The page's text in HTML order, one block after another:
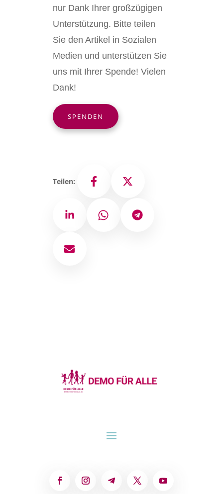
nur Dank Ihrer großzügigen
Unterstützung. Bitte teilen
Sie den Artikel in Sozialen
Medien und unterstützen Sie
uns mit Ihrer Spende! Vielen
Dank!
SPENDEN
Teilen: Facebook X
LinkedIn WhatsAppTelegram
E-Mail